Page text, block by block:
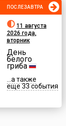
ПОСЛЕЗАВТРА
11 августа
2026 года,
вторник
День
белого
гриба
...а также
еще 33 события